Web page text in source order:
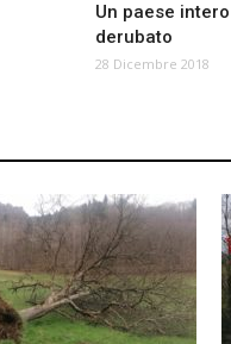
Un paese
derubato
28 Dicembre 2018